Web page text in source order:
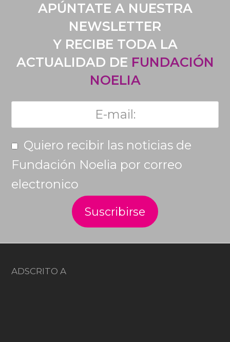
APÚNTATE A NUESTRA
NEWSLETTER
Y RECIBE TODA LA
ACTUALIDAD DE FUNDACIÓN
NOELIA
Quiero recibir las noticias de
Fundación Noelia por correo
electronico
ADSCRITO A